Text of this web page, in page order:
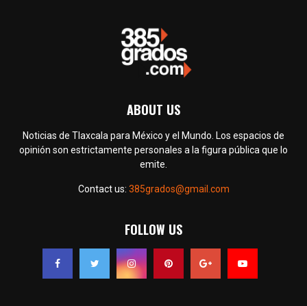
ABOUT US
Noticias de Tlaxcala para México y el Mundo. Los espacios de
opinión son estrictamente personales a la figura pública que lo
emite.
Contact us: 385grados@gmail.com
FOLLOW US